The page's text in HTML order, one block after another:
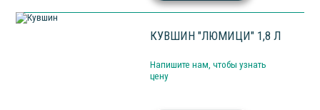
КУВШИН "ЛЮМИЦИ" 1,8 Л
Напишите нам, чтобы узнать
цену